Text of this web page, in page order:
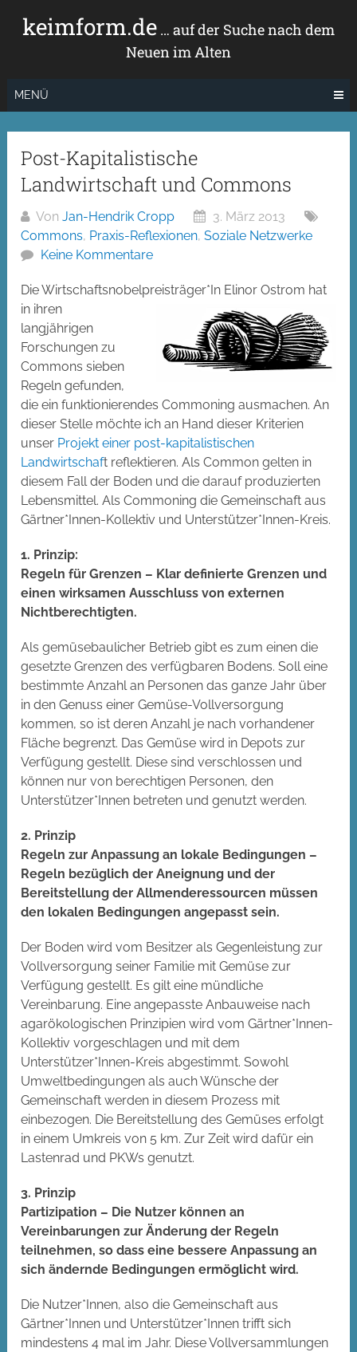
Inhaltkeimform.de… auf der Suche nach dem
Neuen im Alten
MENÜ
Post-Kapitalistische
Landwirtschaft und Commons
VonJan-Hendrik Cropp
3. März 2013
Commons, Praxis-Reflexionen,Soziale Netzwerke
Keine Kommentare
Die Wirtschaftsnobelpreisträger*In Elinor Ostrom hat
in ihren
langjährigen
Forschungen zu
Commons sieben
Regeln gefunden,
die ein funktionierendes Commoning ausmachen. An
dieser Stelle möchte ich an Hand dieser Kriterien
unser Projekt einer post-kapitalistischen
Landwirtschaft reflektieren. Als Common gelten in
diesem Fall der Boden und die darauf produzierten
Lebensmittel. Als Commoning die Gemeinschaft aus
Gärtner*Innen-Kollektiv und Unterstützer*Innen-Kreis.
1. Prinzip:
Regeln für Grenzen – Klar definierte Grenzen und
einen wirksamen Ausschluss von externen
Nichtberechtigten.
Als gemüsebaulicher Betrieb gibt es zum einen die
gesetzte Grenzen des verfügbaren Bodens. Soll eine
bestimmte Anzahl an Personen das ganze Jahr über
in den Genuss einer Gemüse-Vollversorgung
kommen, so ist deren Anzahl je nach vorhandener
Fläche begrenzt. Das Gemüse wird in Depots zur
Verfügung gestellt. Diese sind verschlossen und
können nur von berechtigen Personen, den
Unterstützer*Innen betreten und genutzt werden.
2. Prinzip
Regeln zur Anpassung an lokale Bedingungen –
Regeln bezüglich der Aneignung und der
Bereitstellung der Allmenderessourcen müssen
den lokalen Bedingungen angepasst sein.
Der Boden wird vom Besitzer als Gegenleistung zur
Vollversorgung seiner Familie mit Gemüse zur
Verfügung gestellt. Es gilt eine mündliche
Vereinbarung. Eine angepasste Anbauweise nach
agarökologischen Prinzipien wird vom Gärtner*Innen-
Kollektiv vorgeschlagen und mit dem
Unterstützer*Innen-Kreis abgestimmt. Sowohl
Umweltbedingungen als auch Wünsche der
Gemeinschaft werden in diesem Prozess mit
einbezogen. Die Bereitstellung des Gemüses erfolgt
in einem Umkreis von 5 km. Zur Zeit wird dafür ein
Lastenrad und PKWs genutzt.
3. Prinzip
Partizipation – Die Nutzer können an
Vereinbarungen zur Änderung der Regeln
teilnehmen, so dass eine bessere Anpassung an
sich ändernde Bedingungen ermöglicht wird.
Die Nutzer*Innen, also die Gemeinschaft aus
Gärtner*Innen und Unterstützer*Innen trifft sich
mindestens 4 mal im Jahr. Diese Vollversammlungen